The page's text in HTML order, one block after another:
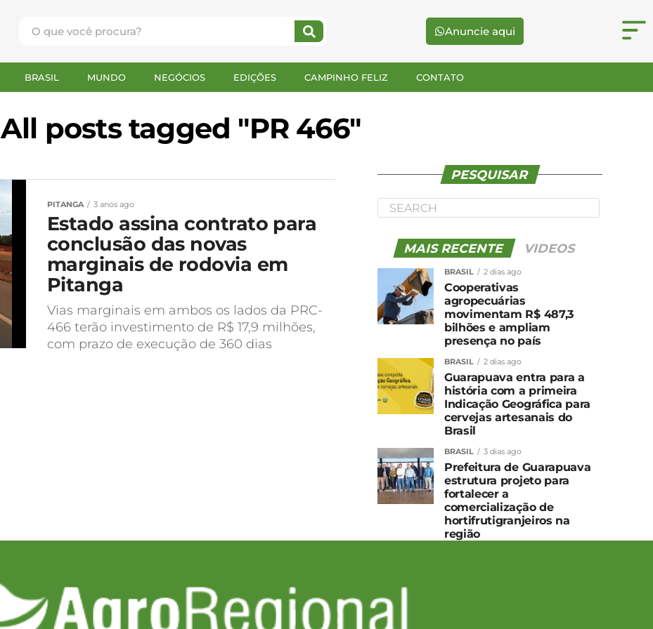
Anuncie aqui
BRASIL MUNDO NEGÓCIOS EDIÇÕES CAMPINHO FELIZ CONTATO
All posts tagged "PR 466"
PITANGA 3 anos ago
Estado assina contrato para
conclusão das novas
marginais de rodovia em
Pitanga
Vias marginais em ambos os lados da PRC-
466 terão investimento de R$ 17,9 milhões,
com prazo de execução de 360 dias
PESQUISAR
MAIS RECENTE VIDEOS
BRASIL 2 dias ago
Cooperativas
agropecuárias
movimentam R$ 487,3
bilhões e ampliam
presença no país
BRASIL 2 dias ago
Guarapuava entra para a
história com a primeira
Indicação Geográfica para
cervejas artesanais do
Brasil
BRASIL 3 dias ago
Prefeitura de Guarapuava
estrutura projeto para
fortalecer a
comercialização de
hortifrutigranjeiros na
região